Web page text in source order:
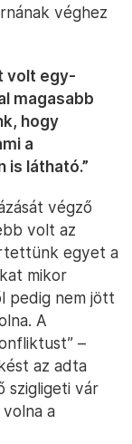
véghez
volt egy-
magasabb
hogy
a
is látható.”
végző
volt az
egyet a
mikor
pedig nem jött
A
–
az adta
szigligeti vár
a